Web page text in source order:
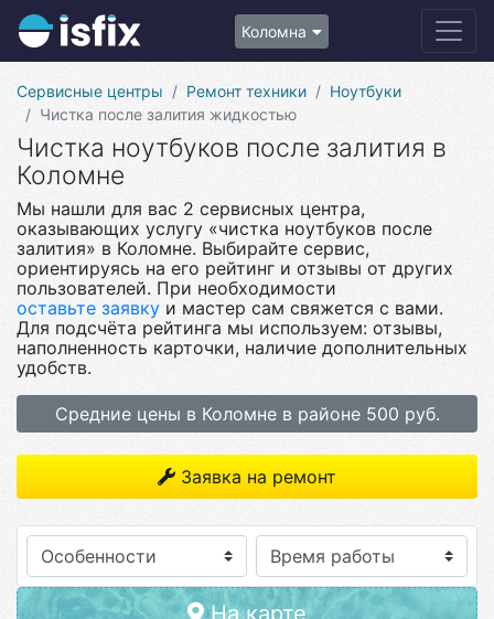
Коломна
Сервисные центры Ремонт техники
Ноутбуки
Чистка после залития жидкостью
Чистка ноутбуков после залития в
Коломне
Мы нашли для вас 2 сервисных центра,
оказывающих услугу «чистка ноутбуков после
залития» в Коломне. Выбирайте сервис,
ориентируясь на его рейтинг и отзывы от других
пользователей. При необходимости
оставьте заявку и мастер сам свяжется с вами.
Для подсчёта рейтинга мы используем: отзывы,
наполненность карточки, наличие дополнительных
удобств.
Средние цены в Коломне в районе 500 руб.
Заявка на ремонт
Особенности
На карте